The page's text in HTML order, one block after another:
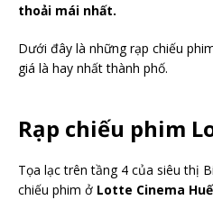
thoải mái nhất.
Dưới đây là những rạp chiếu
giá là hay nhất thành phố.
Rạp chiếu phim
Tọa lạc trên tầng 4 của siêu thị
chiếu phim ở Lotte Cinema Huế